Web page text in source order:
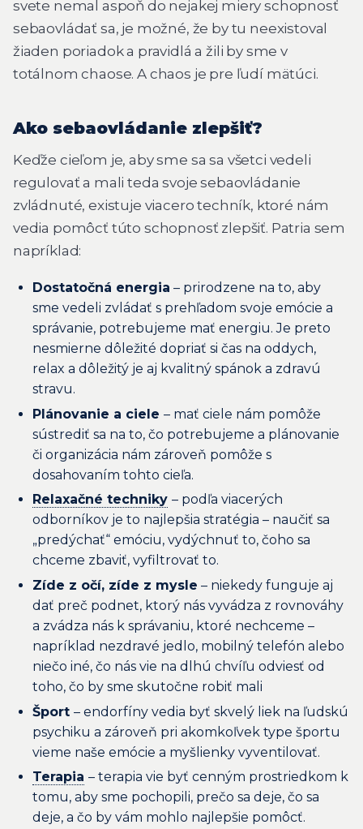
svete nemal aspoň do nejakej miery schopnosť
sebaovládať sa, je možné, že by tu neexistoval
žiaden poriadok a pravidlá a žili by sme v
totálnom chaose. A chaos je pre ľudí mätúci.
Ako sebaovládanie zlepšiť?
Keďže cieľom je, aby sme sa sa všetci vedeli
regulovať a mali teda svoje sebaovládanie
zvládnuté, existuje viacero techník, ktoré nám
vedia pomôcť túto schopnosť zlepšiť. Patria sem
napríklad:
Dostatočná energia – prirodzene na to, aby
sme vedeli zvládať s prehľadom svoje emócie a
správanie, potrebujeme mať energiu. Je preto
nesmierne dôležité dopriať si čas na oddych,
relax a dôležitý je aj kvalitný spánok a zdravú
stravu.
Plánovanie a ciele – mať ciele nám pomôže
sústrediť sa na to, čo potrebujeme a plánovanie
či organizácia nám zároveň pomôže s
dosahovaním tohto cieľa.
Relaxačné techniky – podľa viacerých
odborníkov je to najlepšia stratégia – naučiť sa
„predýchať“ emóciu, vydýchnuť to, čoho sa
chceme zbaviť, vyfiltrovať to.
Zíde z očí, zíde z mysle – niekedy funguje aj
dať preč podnet, ktorý nás vyvádza z rovnováhy
a zvádza nás k správaniu, ktoré nechceme –
napríklad nezdravé jedlo, mobilný telefón alebo
niečo iné, čo nás vie na dlhú chvíľu odviesť od
toho, čo by sme skutočne robiť mali
Šport – endorfíny vedia byť skvelý liek na ľudskú
psychiku a zároveň pri akomkoľvek type športu
vieme naše emócie a myšlienky vyventilovať.
Terapia – terapia vie byť cenným prostriedkom k
tomu, aby sme pochopili, prečo sa deje, čo sa
deje, a čo by vám mohlo najlepšie pomôcť.